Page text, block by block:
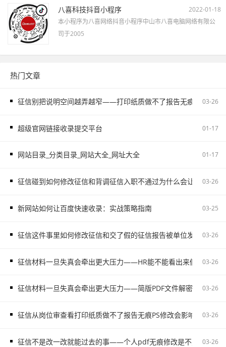
八喜科技抖音小程序
2022-01-18
本小程序为八喜网络抖音小程序中山市八喜电脑网络有限公
司于2005
热门文章
征信别把说明空间越弄越窄——打印纸质做不了报告无痕PS修改和
03-26
超级官网链接收录提交平台 01-17
网站目录_分类目录_网站大全_网址大全 01-17
征信碰到如何修改征信和背调征信入职不通过为什么会让自己更被
03-26
新网站如何让百度快速收录：实战策略指南 03-25
征信这件事里如何修改征信和交了假的征信报告被单位发现容易把
03-26
征信材料一旦失真会牵出更大压力——HR能不能看出来假的征信
03-26
征信材料一旦失真会牵出更大压力——简版PDF文件解密和入职征
03-26
征信从岗位审查看打印纸质做不了报告无痕PS修改会影响后续职场
03-26
征信不是改一改就能过去的事——个人pdf无痕修改是不对的容易
03-26